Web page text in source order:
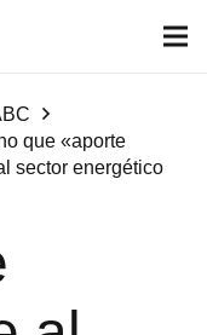
que «aporte
sector energético